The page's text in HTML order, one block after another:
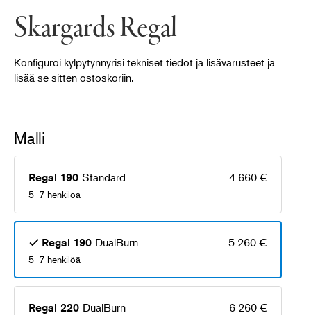
Skargards Regal
Konfiguroi kylpytynnyrisi tekniset tiedot ja lisävarusteet ja
lisää se sitten ostoskoriin.
Malli
Regal 190 Standard 4 660 €
5–7 henkilöä
Regal 190 DualBurn 5 260 €
5–7 henkilöä
Regal 220 DualBurn 6 260 €